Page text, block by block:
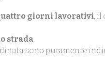
giorni lavorativi, il
strada.
sono puramente